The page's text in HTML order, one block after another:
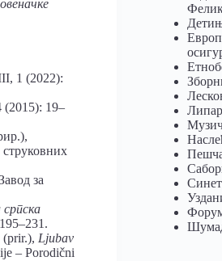
1 (2022):
19–
за
српска
Ljubav
– Porodični
Липар